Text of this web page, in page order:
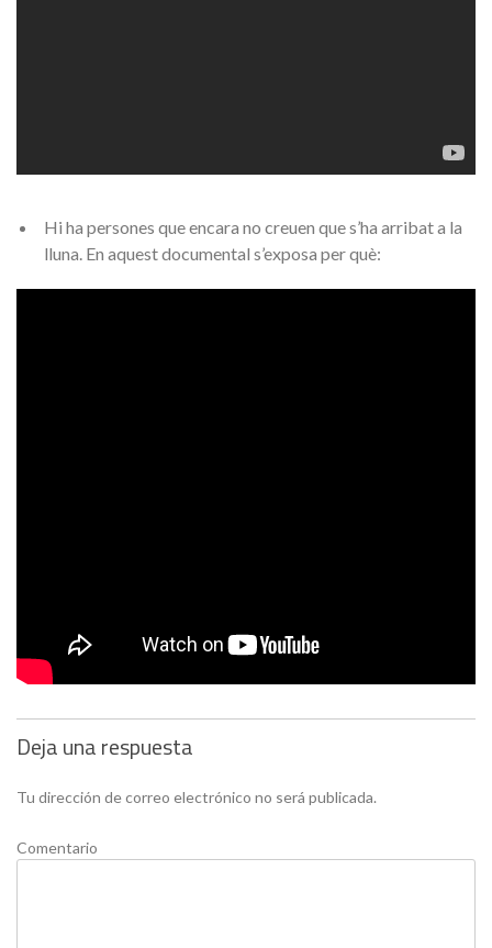
Hi ha persones que encara no creuen que s’ha arribat a la
lluna. En aquest documental s’exposa per què:
Deja una respuesta
Tu dirección de correo electrónico no será publicada.
Comentario